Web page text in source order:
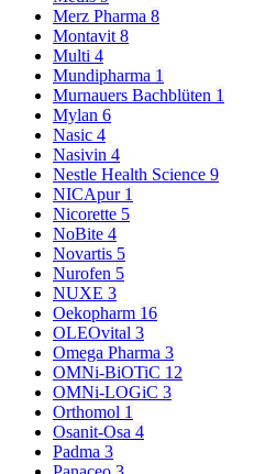
Merz Pharma 8
Montavit 8
Multi 4
Mundipharma 1
Murnauers Bachblüten 1
Mylan 6
Nasic 4
Nasivin 4
Nestle Health Science 9
NICApur 1
Nicorette 5
NoBite 4
Novartis 5
Nurofen 5
NUXE 3
Oekopharm 16
OLEOvital 3
Omega Pharma 3
OMNi-BiOTiC 12
OMNi-LOGiC 3
Orthomol 1
Osanit-Osa 4
Padma 3